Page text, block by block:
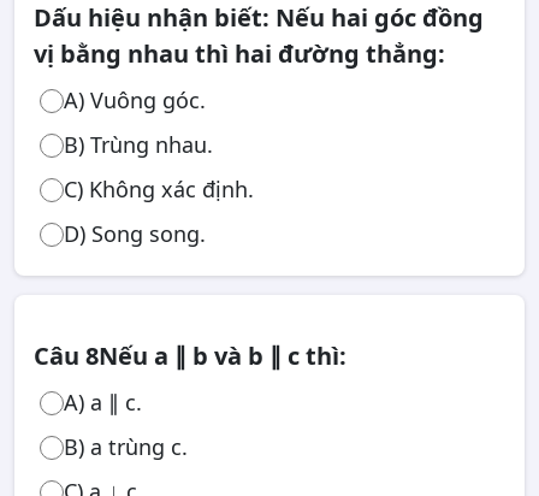
Dấu hiệu nhận biết: Nếu hai góc đồng
vị bằng nhau thì hai đường thẳng:
A) Vuông góc.
B) Trùng nhau.
C) Không xác định.
D) Song song.
Câu 8Nếu a ∥ b và b ∥ c thì:
A) a ∥ c.
B) a trùng c.